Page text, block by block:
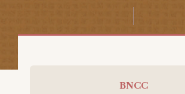
BNCC